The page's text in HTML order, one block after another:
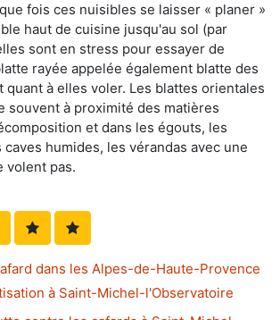
fois ces nuisibles se laisser « planer »
haut de cuisine jusqu'au sol (par
sont en stress pour essayer de
rayée appelée également blatte des
quant à elles voler. Les blattes orientales
souvent à proximité des matières
et dans les égouts, les
humides, les vérandas avec une
volent pas.
dans les Alpes-de-Haute-Provence
à Saint-Michel-l'Observatoire